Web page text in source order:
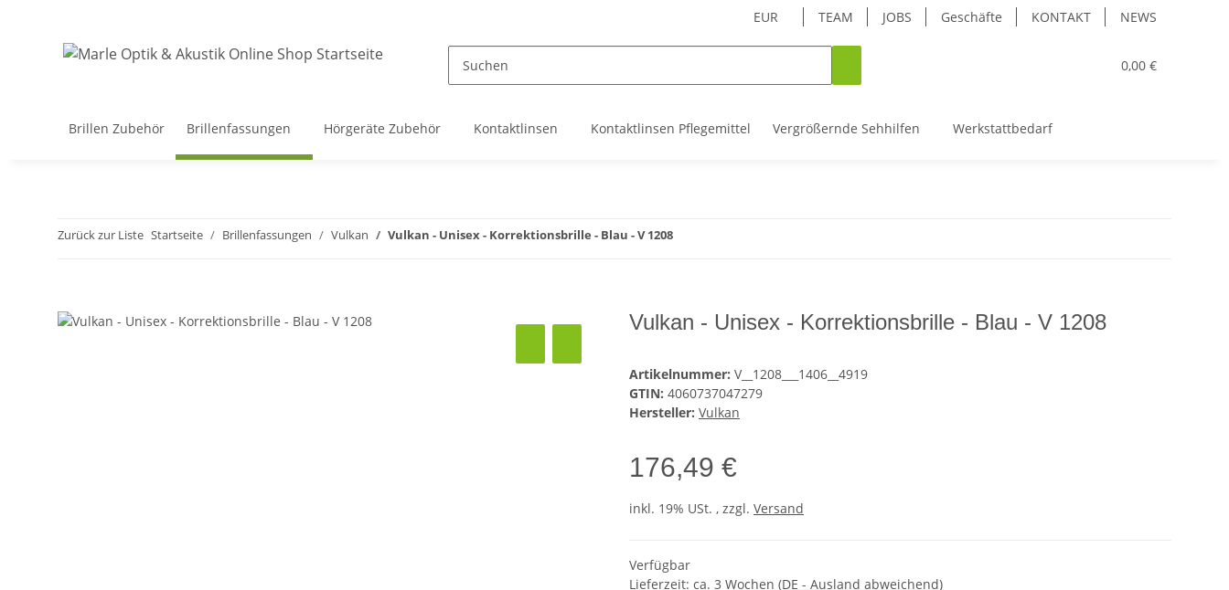
EUR TEAM JOBS Geschäfte KONTAKT NEWS
0,00 €
Brillen Zubehör Brillenfassungen Hörgeräte Zubehör Kontaktlinsen Kontaktlinsen Pflegemittel Vergrößernde Sehhilfen Werkstattbedarf
Zurück zur Liste Startseite Brillenfassungen Vulkan Vulkan - Unisex - Korrektionsbrille - Blau - V 1208
Vulkan - Unisex - Korrektionsbrille - Blau - V 1208
Artikelnummer: V__1208___1406__4919
GTIN: 4060737047279
Hersteller: Vulkan
176,49 €
inkl. 19% USt. , zzgl. Versand
Verfügbar
Lieferzeit: ca. 3 Wochen (DE - Ausland abweichend)